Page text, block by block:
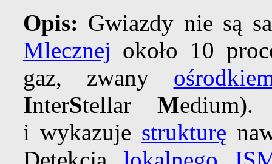
Opis: Gwiazdy nie są
Mlecznej około 10
gaz, zwany
InterStellar M
i wykazuje strukturę